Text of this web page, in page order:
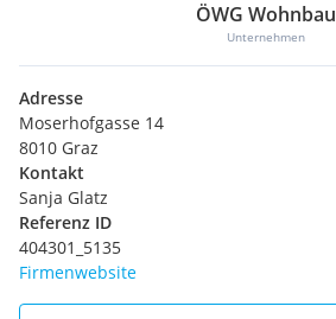
ÖWG Wohnbau
Unternehmen
Adresse
Moserhofgasse 14
8010 Graz
Kontakt
Sanja Glatz
Referenz ID
404301_5135
Firmenwebsite